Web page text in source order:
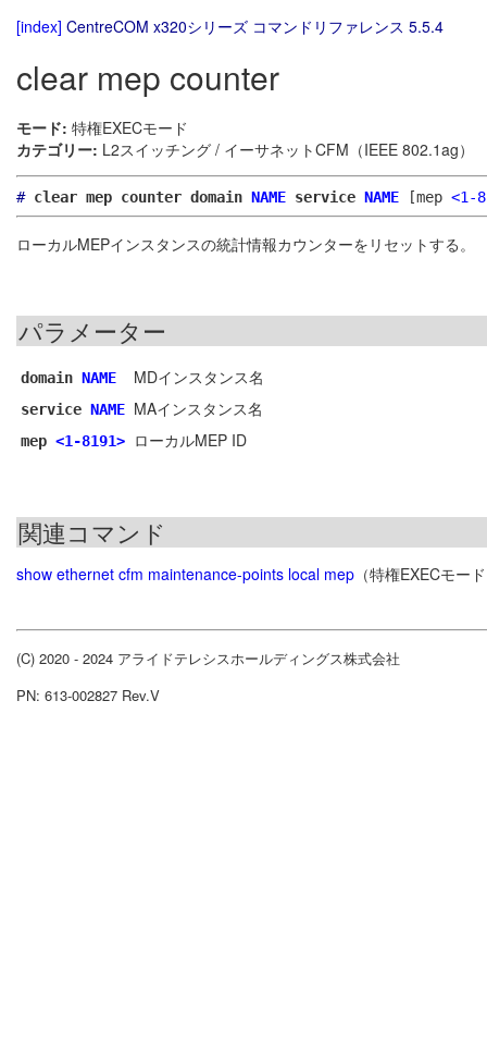
[index] CentreCOM x320シリーズ コマンドリファレンス 5.5.4
clear mep counter
モード: 特権EXECモード
カテゴリー: L2スイッチング / イーサネットCFM（IEEE 802.1ag）
# clear mep counter domain NAME service NAME [mep <1-
ローカルMEPインスタンスの統計情報カウンターをリセットする。
パラメーター
domain NAME MDインスタンス名
service NAME MAインスタンス名
mep <1-8191> ローカルMEP ID
関連コマンド
show ethernet cfm maintenance-points local mep （特権EXECモー
(C) 2020 - 2024 アライドテレシスホールディングス株式会社
PN: 613-002827 Rev.V